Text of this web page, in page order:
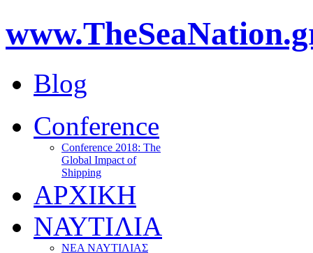
Blog
Conference
Conference 2018: The
Global Impact of
Shipping
ΑΡΧΙΚΗ
ΝΑΥΤΙΛΙΑ
ΝΕΑ ΝΑΥΤΙΛΙΑΣ